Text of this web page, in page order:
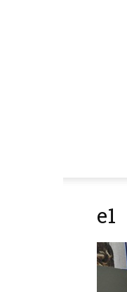
e1